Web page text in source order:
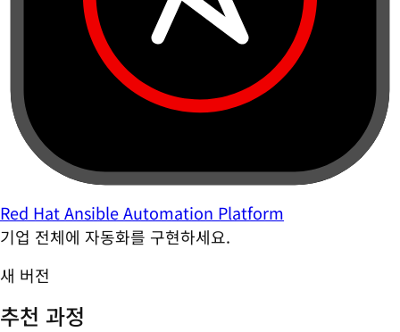
Red Hat Ansible Automation Platform
기업 전체에 자동화를 구현하세요.
새 버전
추천 과정